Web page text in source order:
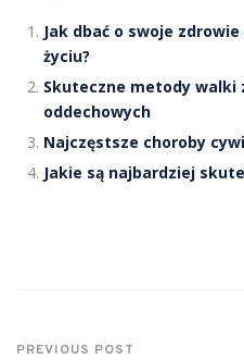
Jak dbać o swoje
życiu?
Skuteczne metody walki
oddechowych
Najczęstsze choroby
Jakie są najbardziej
PREVIOUS POST